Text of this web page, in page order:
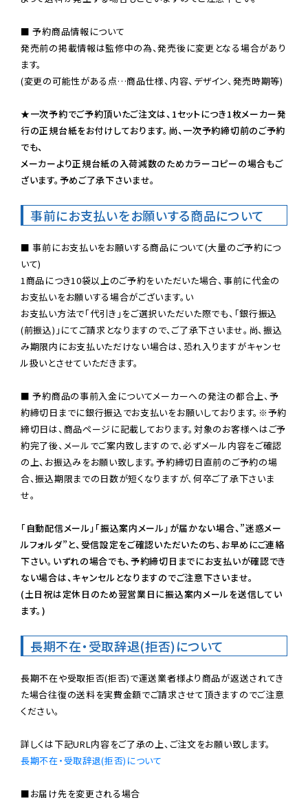
■ 予約商品情報について
発売前の掲載情報は監修中の為、発売後に変更となる場合があり
ます。
(変更の可能性がある点…商品仕様、内容、デザイン、発売時期等)
★一次予約でご予約頂いたご注文は、1セットにつき1枚メーカー発
行の正規台紙をお付けしております。尚、一次予約締切前のご予約
でも、
メーカーより正規台紙の入荷減数のためカラーコピーの場合もご
ざいます。予めご了承下さいませ。
事前にお支払いをお願いする商品について
■ 事前にお支払いをお願いする商品について(大量のご予約につ
いて)
1商品につき10袋以上のご予約をいただいた場合、事前に代金の
お支払いをお願いする場合がございます。い
お支払い方法で「代引き」をご選択いただいた際でも、「銀行振込
(前振込)」にてご請求となりますので、ご了承下さいませ。尚、振込
み期限内にお支払いただけない場合は、恐れ入りますがキャンセ
ル扱いとさせていただきます。
■ 予約商品の事前入金についてメーカーへの発注の都合上、予
約締切日までに銀行振込でお支払いをお願いしております。※予約
締切日は、商品ページに記載しております。対象のお客様へはご予
約完了後、メールでご案内致しますので、必ずメール内容をご確認
の上、お振込みをお願い致します。予約締切日直前のご予約の場
合、振込期限までの日数が短くなりますが、何卒ご了承下さいま
せ。
「自動配信メール」「振込案内メール」が届かない場合、”迷惑メー
ルフォルダ”と、受信設定をご確認いただいたのち、お早めにご連絡
下さい。いずれの場合でも、予約締切日までにお支払いが確認でき
ない場合は、キャンセルとなりますのでご注意下さいませ。
(土日祝は定休日のため翌営業日に振込案内メールを送信してい
ます。)
長期不在・受取辞退(拒否)について
長期不在や受取拒否(拒否)で運送業者様より商品が返送されてき
た場合往復の送料を実費金額でご請求させて頂きますのでご注意
ください。
長期不在・受取辞退(拒否)について